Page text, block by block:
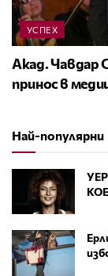
УСПЕХ
Акад. Чавдар
принос в
Най-популярни